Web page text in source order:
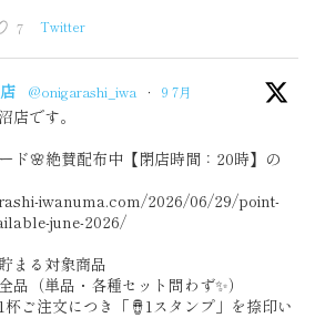
7 Twitter
@onigarashi_iwa · 9 7月
店です。
ド🌸絶賛配布中【閉店時間：20時】の
iwanuma.com/2026/06/29/point-
june-2026/
まる対象商品
品（単品・各種セット問わず✨）
杯ご注文につき「🪘1スタンプ」を捺印い